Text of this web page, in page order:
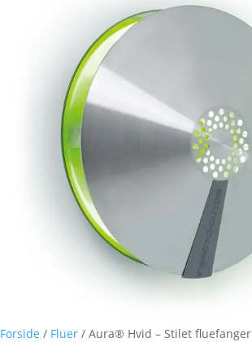
Forside / Fluer / Aura® Hvid – Stilet fluefanger